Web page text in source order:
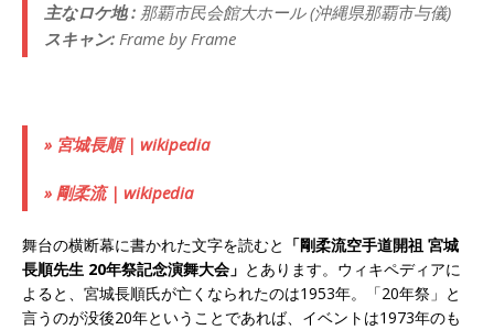
主なロケ地 : 那覇市民会館大ホール (沖縄県那覇市与儀)
スキャン: Frame by Frame
» 宮城長順 | wikipedia
» 剛柔流 | wikipedia
舞台の横断幕に書かれた文字を読むと 「剛柔流空手道開祖 宮城
長順先生 20年祭記念演舞大会」 とあります。ウィキペディアに
よると、宮城長順氏が亡くなられたのは1953年。「20年祭」と
言うのが没後20年ということであれば、イベントは1973年のも